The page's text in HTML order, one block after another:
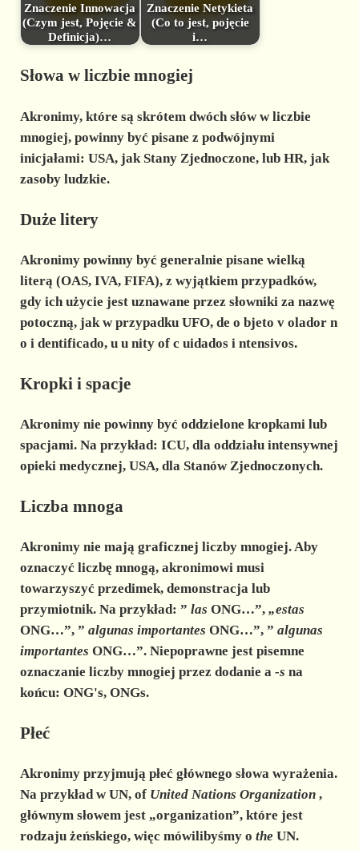
Znaczenie Innowacja
(Czym jest, Pojęcie &
Definicja)…
Znaczenie Netykieta
(Co to jest, pojęcie
i…
Słowa w liczbie mnogiej
Akronimy, które są skrótem dwóch słów w liczbie
mnogiej, powinny być pisane z podwójnymi
inicjałami: USA, jak Stany Zjednoczone, lub HR, jak
zasoby ludzkie.
Duże litery
Akronimy powinny być generalnie pisane wielką
literą (OAS, IVA, FIFA), z wyjątkiem przypadków,
gdy ich użycie jest uznawane przez słowniki za nazwę
potoczną, jak w przypadku UFO, de o bjeto volador n
o i dentificado, u unity of c uidados i ntensivos.
Kropki i spacje
Akronimy nie powinny być oddzielone kropkami lub
spacjami. Na przykład: ICU, dla oddziału intensywnej
opieki medycznej, USA, dla Stanów Zjednoczonych.
Liczba mnoga
Akronimy nie mają graficznej liczby mnogiej. Aby
oznaczyć liczbę mnogą, akronimowi musi
towarzyszyć przedimek, demonstracja lub
przymiotnik. Na przykład: ” las ONG…”, „estas
ONG…”, ” algunas importantes ONG…”, ” algunas
importantes ONG…”. Niepoprawne jest pisemne
oznaczanie liczby mnogiej przez dodanie a -s na
końcu: ONG's, ONGs.
Płeć
Akronimy przyjmują płeć głównego słowa wyrażenia.
Na przykład w UN, of United Nations Organization,
głównym słowem jest „organization”, które jest
rodzaju żeńskiego, więc mówilibyśmy o the UN.